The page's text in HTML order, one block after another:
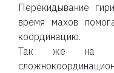
Перекидывание
время махов
координацию.
Так же на